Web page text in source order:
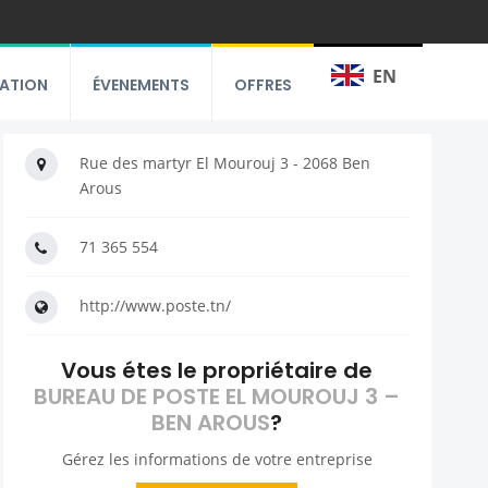
ÉVENEMENTS OFFRES EN
Rue des martyr El Mourouj 3 - 2068 Ben
Arous
71 365 554
http://www.poste.tn/
Vous étes le propriétaire de
BUREAU DE POSTE EL MOUROUJ 3 –
BEN AROUS?
Gérez les informations de votre entreprise